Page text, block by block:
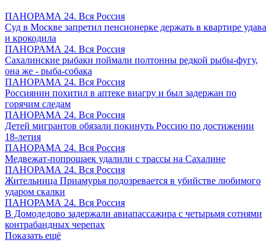
ПАНОРАМА 24. Вся Россия
Суд в Москве запретил пенсионерке держать в квартире удава
и крокодила
ПАНОРАМА 24. Вся Россия
Сахалинские рыбаки поймали полтонны редкой рыбы-фугу,
она же - рыба-собака
ПАНОРАМА 24. Вся Россия
Россиянин похитил в аптеке виагру и был задержан по
горячим следам
ПАНОРАМА 24. Вся Россия
Детей мигрантов обязали покинуть Россию по достижении
18-летия
ПАНОРАМА 24. Вся Россия
Медвежат-попрошаек удалили с трассы на Сахалине
ПАНОРАМА 24. Вся Россия
Жительница Приамурья подозревается в убийстве любимого
ударом скалки
ПАНОРАМА 24. Вся Россия
В Домодедово задержали авиапассажира с четырьмя сотнями
контрабандных черепах
Показать ещё